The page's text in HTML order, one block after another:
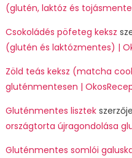
(glutén, laktóz és
Csokoládés pöfeteg keksz
(glutén és laktózmentes) |
Zöld teás keksz (matcha
gluténmentesen |
Gluténmentes lisztekszerzője
országtorta újragondolása
Gluténmentes somlói